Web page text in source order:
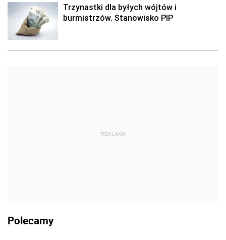
Trzynastki dla byłych wójtów i
burmistrzów. Stanowisko PIP
REKLAMA
Polecamy